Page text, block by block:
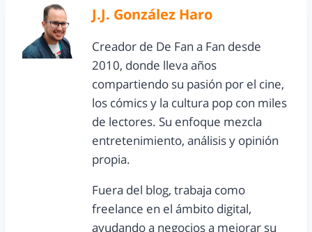
J.J. González Haro
Creador de De Fan a Fan desde
2010, donde lleva años
compartiendo su pasión por el cine,
los cómics y la cultura pop con miles
de lectores. Su enfoque mezcla
entretenimiento, análisis y opinión
propia.
Fuera del blog, trabaja como
freelance en el ámbito digital,
ayudando a negocios a mejorar su